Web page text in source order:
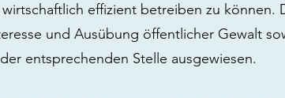
effizient betreiben zu
und Ausübung öffentlicher Gewalt
entsprechenden Stelle ausgewiesen.